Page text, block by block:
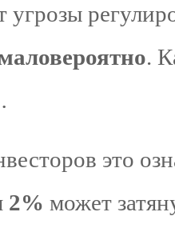
угрозы
.
это
2% может